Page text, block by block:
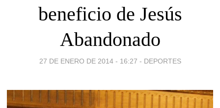
beneficio de Jesús
Abandonado
27 DE ENERO DE 2014 - 16:27 - DEPORTES